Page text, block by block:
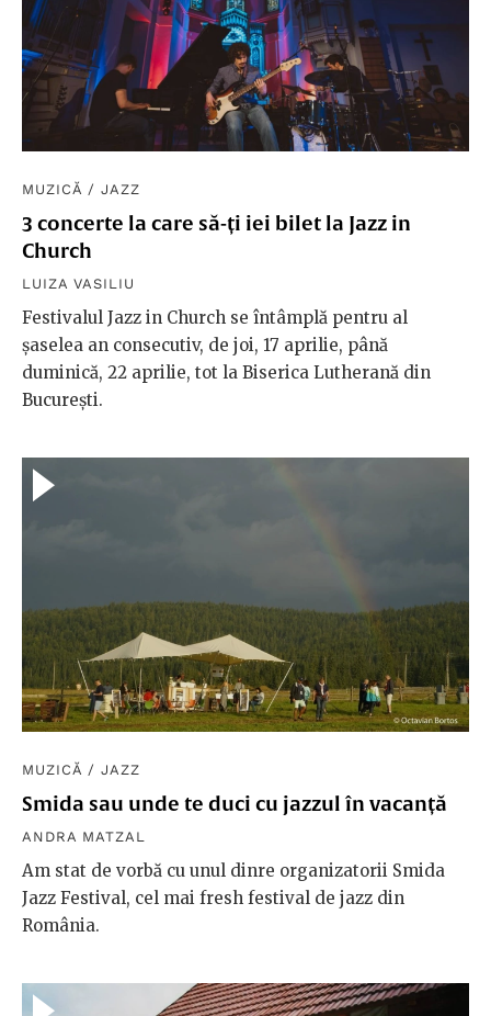
MUZICĂ /JAZZ
3 concerte la care să-ți iei bilet la Jazz in
Church
LUIZA VASILIU
Festivalul Jazz in Church se întâmplă pentru al
șaselea an consecutiv, de joi, 17 aprilie, până
duminică, 22 aprilie, tot la Biserica Lutherană din
București.
MUZICĂ /JAZZ
Smida sau unde te duci cu jazzul în vacanță
ANDRA MATZAL
Am stat de vorbă cu unul dinre organizatorii Smida
Jazz Festival, cel mai fresh festival de jazz din
România.